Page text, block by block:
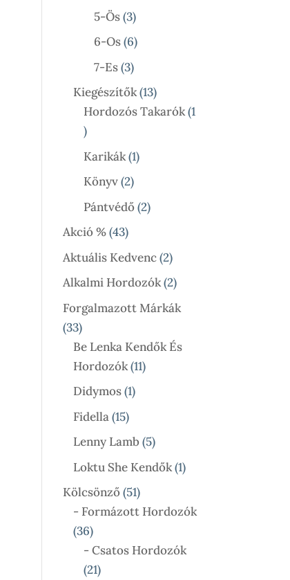
Termék
5-Ös 33
Termék
6-Os 66
7-Es 33
Termék
Kiegészítők 1313
Termék
Hordozós Takarók 1
1
Termék
Karikák 11
Könyv 22
Termék
Pántvédő 22
Akció % 4343
Termék
Aktuális Kedvenc 22
Termék
Alkalmi Hordozók 22
Termék
Forgalmazott Márkák
3333
Termék
Be Lenka Kendők És
Hordozók 1111
Didymos 11
Fidella 1515
Termék
Lenny Lamb 55
Termék
Loktu She Kendők 11
Kölcsönző 5151
Termék
- Formázott Hordozók
3636
Termék
- Csatos Hordozók
2121